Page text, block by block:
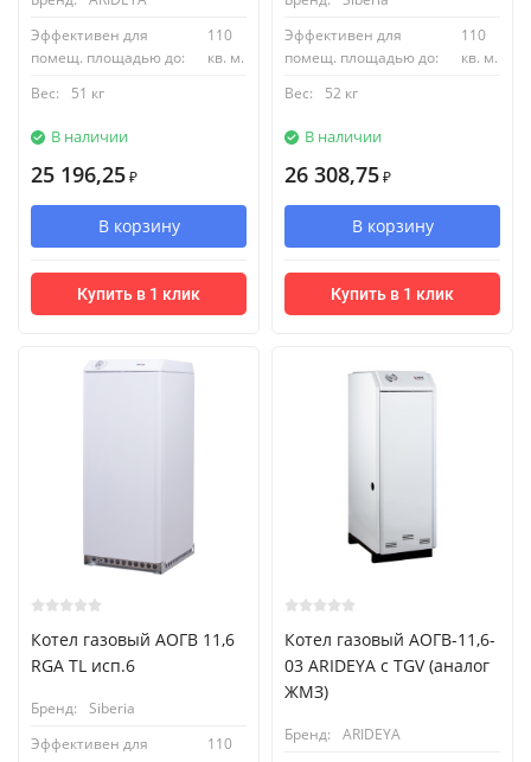
Эффективен для
помещ. площадью до:
110
кв. м.
Вес:
51 кг
В наличии
25 196,25 ₽
В корзину
Купить в 1 клик
Эффективен для
помещ. площадью до:
110
кв. м.
Вес:
52 кг
В наличии
26 308,75 ₽
В корзину
Купить в 1 клик
Котел газовый АОГВ 11,6
RGA TL исп.6
Бренд:
Siberia
Эффективен для
110
Котел газовый АОГВ-11,6-
03 ARIDEYA с TGV (аналог
ЖМЗ)
Бренд:
ARIDEYA